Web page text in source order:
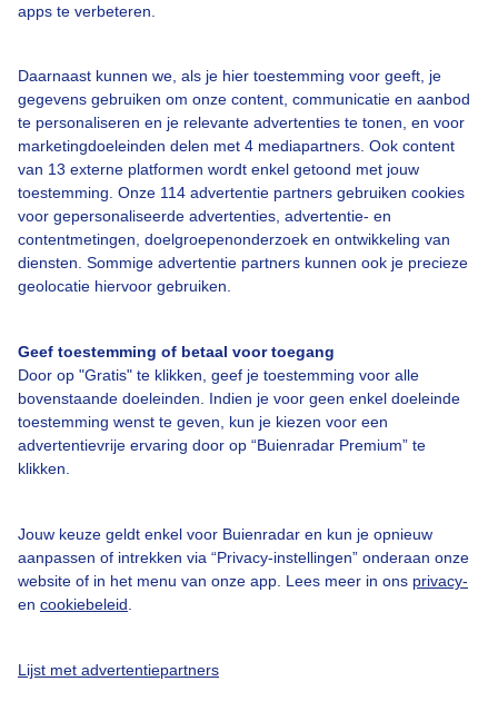
apps te verbeteren.
Daarnaast kunnen we, als je hier toestemming voor geeft, je
gegevens gebruiken om onze content, communicatie en aanbod
te personaliseren en je relevante advertenties te tonen, en voor
marketingdoeleinden delen met 4 mediapartners. Ook content
van 13 externe platformen wordt enkel getoond met jouw
toestemming. Onze 114 advertentie partners gebruiken cookies
voor gepersonaliseerde advertenties, advertentie- en
contentmetingen, doelgroepenonderzoek en ontwikkeling van
diensten. Sommige advertentie partners kunnen ook je precieze
geolocatie hiervoor gebruiken.
Geef toestemming of betaal voor toegang
Door op "Gratis" te klikken, geef je toestemming voor alle
bovenstaande doeleinden. Indien je voor geen enkel doeleinde
toestemming wenst te geven, kun je kiezen voor een
advertentievrije ervaring door op “Buienradar Premium” te
klikken.
Jouw keuze geldt enkel voor Buienradar en kun je opnieuw
aanpassen of intrekken via “Privacy-instellingen” onderaan onze
website of in het menu van onze app. Lees meer in ons privacy-
en cookiebeleid
Lijst met advertentiepartners
Bedrijfsgegevens
Veelgestelde vragen
Contact
Adverteren
Buienradar Team
Cookie beleid